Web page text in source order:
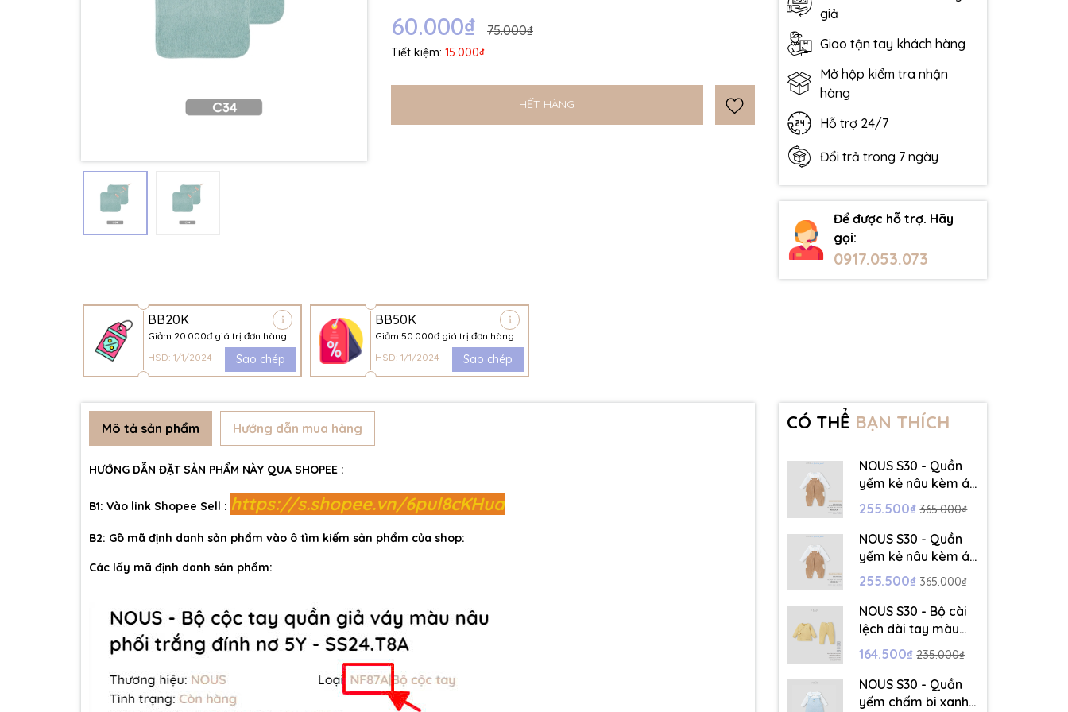
60.000₫ 75.000₫
Tiết kiệm: 15.000₫
HẾT HÀNG
giả
Giao tận tay khách hàng
Mở hộp kiểm tra nhận
hàng
Hỗ trợ 24/7
Đổi trả trong 7 ngày
Để được hỗ trợ. Hãy
gọi:
0917.053.073
BB20K
Giảm 20.000đ giá trị đơn hàng
HSD: 1/1/2024
Sao chép
BB50K
Giảm 50.000đ giá trị đơn hàng
HSD: 1/1/2024
Sao chép
Mô tả sản phẩm Hướng dẫn mua hàng
HƯỚNG DẪN ĐẶT SẢN PHẨM NÀY QUA SHOPEE :
B1: Vào link Shopee Sell : https://s.shopee.vn/6pul8cKHua
B2: Gõ mã định danh sản phẩm vào ô tìm kiếm sản phẩm của shop:
Các lấy mã định danh sản phẩm:
CÓ THỂ BẠN THÍCH
NOUS S30 - Quần
yếm kẻ nâu kèm áo
dài tay màu trắng -
3-6M - SS26.T5C
255.500₫ 365.000₫
NOUS S30 - Quần
yếm kẻ nâu kèm áo
dài tay màu trắng -
6-9M - SS26.T5C
255.500₫ 365.000₫
NOUS S30 - Bộ cài
lệch dài tay màu
vàng thêu trang trí
- 12-18M - SS26.T5C
164.500₫ 235.000₫
NOUS S30 - Quần
yếm chấm bi xanh